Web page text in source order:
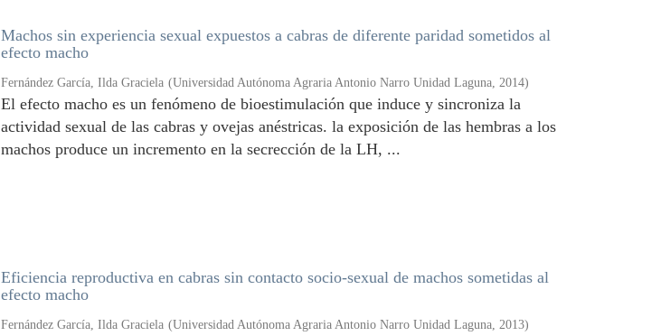
Machos sin experiencia sexual expuestos a cabras de diferente paridad sometidos al
efecto macho
Fernández García, Ilda Graciela (Universidad Autónoma Agraria Antonio Narro Unidad Laguna, 2014)
El efecto macho es un fenómeno de bioestimulación que induce y sincroniza la
actividad sexual de las cabras y ovejas anéstricas. la exposición de las hembras a los
machos produce un incremento en la secrección de la LH, ...
Eficiencia reproductiva en cabras sin contacto socio-sexual de machos sometidas al
efecto macho
Fernández García, Ilda Graciela (Universidad Autónoma Agraria Antonio Narro Unidad Laguna, 2013)